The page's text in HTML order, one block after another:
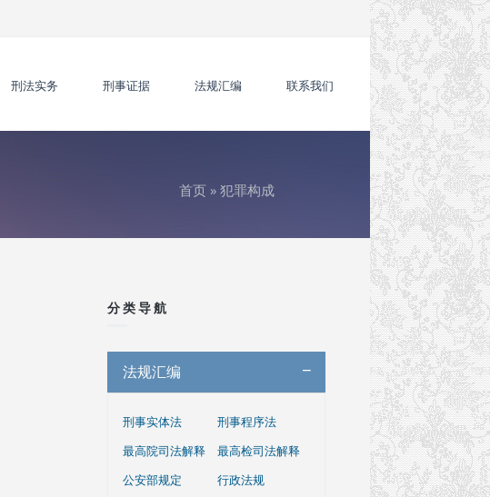
刑法实务 刑事证据 法规汇编 联系我们
首页 » 犯罪构成
分类导航
法规汇编
刑事实体法
刑事程序法
最高院司法解释
最高检司法解释
公安部规定
行政法规